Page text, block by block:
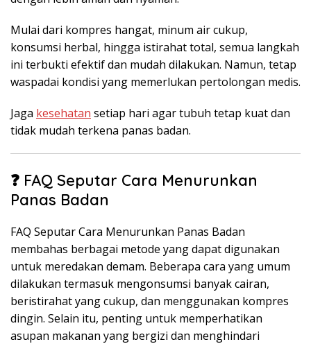
Mulai dari kompres hangat, minum air cukup,
konsumsi herbal, hingga istirahat total, semua langkah
ini terbukti efektif dan mudah dilakukan. Namun, tetap
waspadai kondisi yang memerlukan pertolongan medis.
Jaga kesehatan setiap hari agar tubuh tetap kuat dan
tidak mudah terkena panas badan.
❓ FAQ Seputar Cara Menurunkan
Panas Badan
FAQ Seputar Cara Menurunkan Panas Badan
membahas berbagai metode yang dapat digunakan
untuk meredakan demam. Beberapa cara yang umum
dilakukan termasuk mengonsumsi banyak cairan,
beristirahat yang cukup, dan menggunakan kompres
dingin. Selain itu, penting untuk memperhatikan
asupan makanan yang bergizi dan menghindari